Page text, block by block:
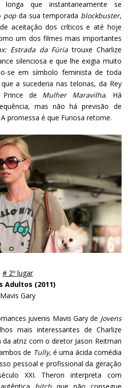
que instantaneamente se
pop da sua temporada blockbuster,
aceitação dos críticos e até hoje
um dos filmes mais importantes
Estrada da Fúriatrouxe Charlize
silenciosa e que lhe exigia muito
se em símbolo feminista de toda
a sucederia nas telonas, da Rey
Prince de Mulher Maravilha. Há
mas não há previsão de
promessa é que Furiosa retorne.
# 2º lugar
Adultos (2011)
Mavis Gary
juvenis Mavis Gary de Jovens
mais interessantes de Charlize
da atriz com o diretor Jason Reitman
de Tully, é uma ácida comédia
pessoal e profissional da geração
XXI. Theron interpreta com